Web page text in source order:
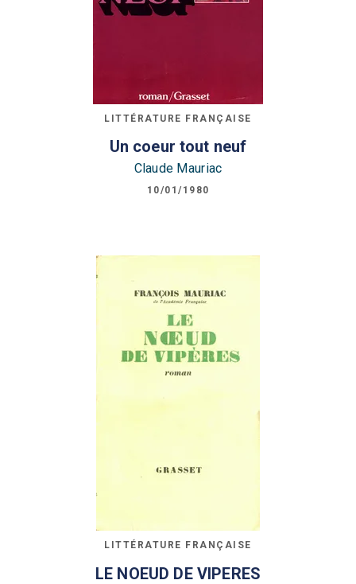
LITTÉRATURE FRANÇAISE
Un coeur tout neuf
Claude Mauriac
10/01/1980
LITTÉRATURE FRANÇAISE
LE NOEUD DE VIPERES